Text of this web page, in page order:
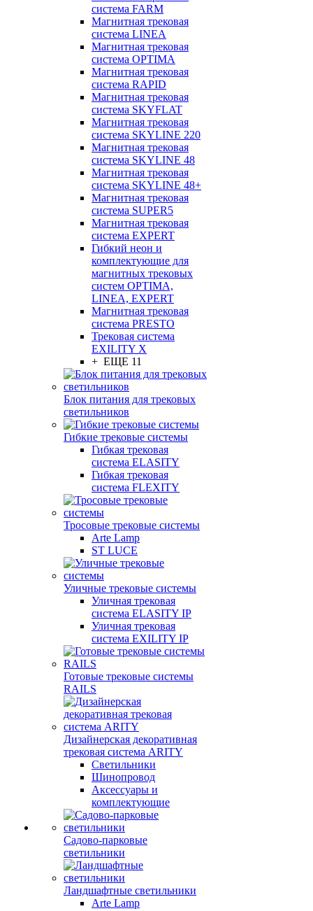
система FARM
Магнитная трековая
система LINEA
Магнитная трековая
система OPTIMA
Магнитная трековая
система RAPID
Магнитная трековая
система SKYFLAT
Магнитная трековая
система SKYLINE 220
Магнитная трековая
система SKYLINE 48
Магнитная трековая
система SKYLINE 48+
Магнитная трековая
система SUPER5
Магнитная трековая
система EXPERT
Гибкий неон и
комплектующие для
магнитных трековых
систем OPTIMA,
LINEA, EXPERT
Магнитная трековая
система PRESTO
Трековая система
EXILITY X
+ ЕЩЕ 11
Блок питания для трековых
светильников
Гибкие трековые системы
Гибкая трековая
система ELASITY
Гибкая трековая
система FLEXITY
Тросовые трековые системы
Arte Lamp
ST LUCE
Уличные трековые системы
Уличная трековая
система ELASITY IP
Уличная трековая
система EXILITY IP
Готовые трековые системы
RAILS
Дизайнерская декоративная
трековая система ARITY
Светильники
Шинопровод
Аксессуары и
комплектующие
Садово-парковые
светильники
Ландшафтные светильники
Arte Lamp